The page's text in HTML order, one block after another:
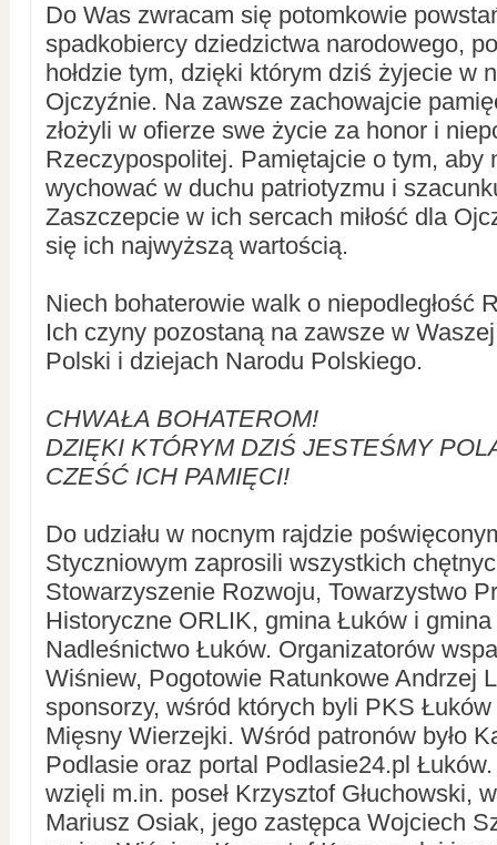
Do Was zwracam się potomkowie
spadkobiercy dziedzictwa narodowego,
hołdzie tym, dzięki którym dziś żyjecie w
Ojczyźnie. Na zawsze zachowajcie
złożyli w ofierze swe życie za honor i
Rzeczypospolitej. Pamiętajcie o tym, aby
wychować w duchu patriotyzmu i
Zaszczepcie w ich sercach miłość dla
się ich najwyższą wartością.
Niech bohaterowie walk o niepodległość
Ich czyny pozostaną na zawsze w
Polski i dziejach Narodu Polskiego.
CHWAŁA BOHATEROM!
DZIĘKI KTÓRYM DZIŚ JESTEŚMY
CZEŚĆ ICH PAMIĘCI!
Do udziału w nocnym rajdzie
Styczniowym zaprosili wszystkich
Stowarzyszenie Rozwoju, Towarzystwo
Historyczne ORLIK, gmina Łuków i
Nadleśnictwo Łuków. Organizatorów
Wiśniew, Pogotowie Ratunkowe Andrzej
sponsorzy, wśród których byli PKS Łuków
Mięsny Wierzejki. Wśród patronów było
Podlasie oraz portal Podlasie24.pl Łuków.
wzięli m.in. poseł Krzysztof Głuchowski,
Mariusz Osiak, jego zastępca Wojciech